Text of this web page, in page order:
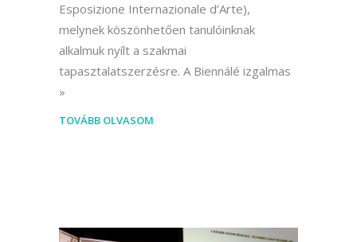
Esposizione Internazionale d’Arte),
melynek köszönhetően tanulóinknak
alkalmuk nyílt a szakmai
tapasztalatszerzésre. A Biennálé izgalmas
TOVÁBB OLVASOM